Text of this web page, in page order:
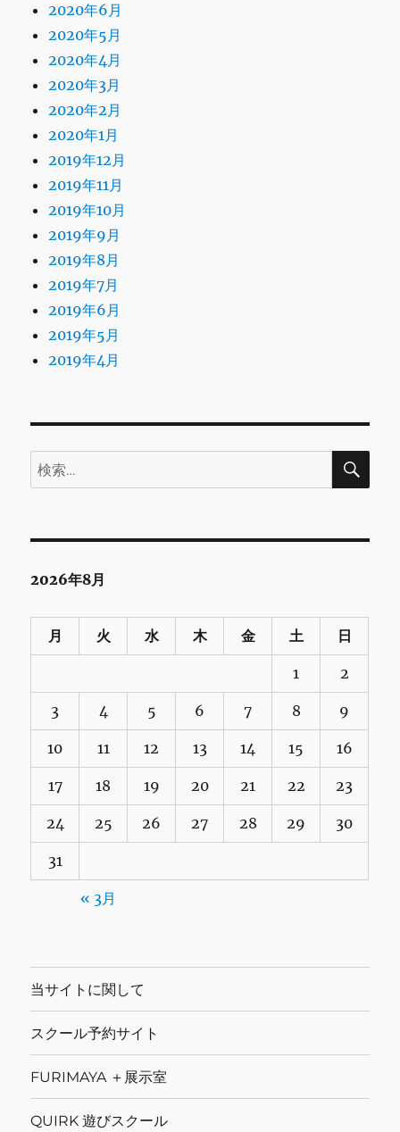
2020年6月
2020年5月
2020年4月
2020年3月
2020年2月
2020年1月
2019年12月
2019年11月
2019年10月
2019年9月
2019年8月
2019年7月
2019年6月
2019年5月
2019年4月
検
索:
検
2026年8月
月 火 水 木 金 土 日
1 2
3 4 5 6 7 8 9
10 11 12 13 14 15 16
17 18 19 20 21 22 23
24 25 26 27 28 29 30
31
« 3月
当サイトに関して
スクール予約サイト
FURIMAYA ＋展示室
QUIRK 遊びスクール